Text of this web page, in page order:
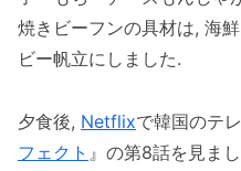
焼きビーフンの具材は, 海
ビー帆立にしました.
夕食後, Netflixで韓国のテ
フェクト 』の第8話を見ま